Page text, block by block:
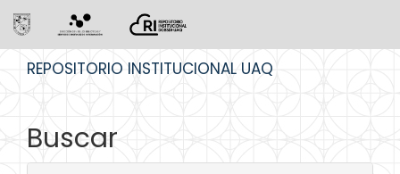
REPOSITORIO INSTITUCIONAL UAQ
Buscar